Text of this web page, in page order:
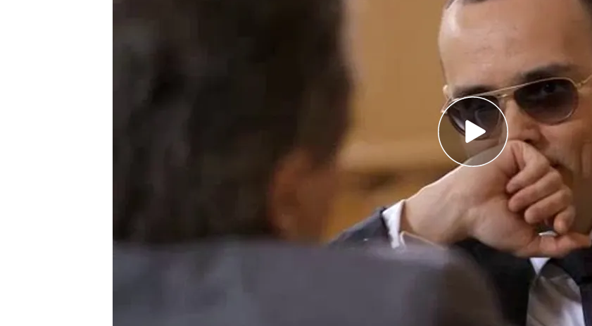
El Risto que yo conocí, el que se enfadaba con los chicos, ¿cómo era
aquel?, ¿aquello fue sin querer?, ¿fue un roll que adoptaste?
Yo me encontré en una situación, en la que ya advertí además a los
productores antes de entrar y lo que les dije fue: ‘si yo voy a este
programa es para cargármelo’
En el modelo internacional ya había un personaje como tú ¿no?
Sí, pero eso lo descubrí después. Yo tuve un enfrentamiento desde el
día que yo aparezco en televisión y monto aquel tinglado… pero fíjate